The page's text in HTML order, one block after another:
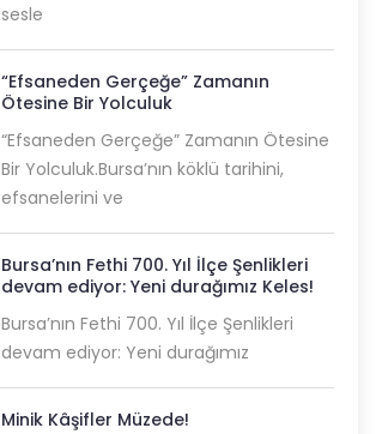
sesle
“Efsaneden Gerçeğe” Zamanın
Ötesine Bir Yolculuk
“Efsaneden Gerçeğe” Zamanın Ötesine
Bir Yolculuk.Bursa’nın köklü tarihini,
efsanelerini ve
Bursa’nın Fethi 700. Yıl İlçe Şenlikleri
devam ediyor: Yeni durağımız Keles!
Bursa’nın Fethi 700. Yıl İlçe Şenlikleri
devam ediyor: Yeni durağımız
Minik Kâşifler Müzede!